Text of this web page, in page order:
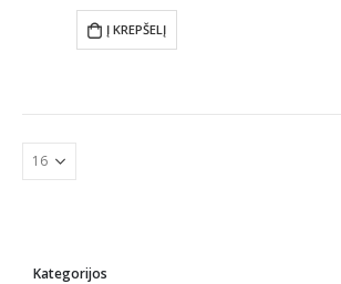
Į KREPŠELĮ
Kategorijos